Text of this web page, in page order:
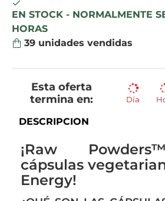
Esta oferta
termina en:
Día
EN STOCK - NORMALMENTE
HORAS
39 unidades vendidas
DESCRIPCION
¡Raw
cápsulas
Energy!